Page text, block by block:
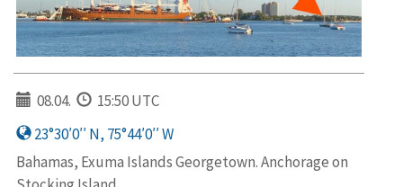
08.04.
15:50 UTC
23°30′0′′ N, 75°44′0′′ W
Bahamas, Exuma Islands Georgetown. Anchorage on